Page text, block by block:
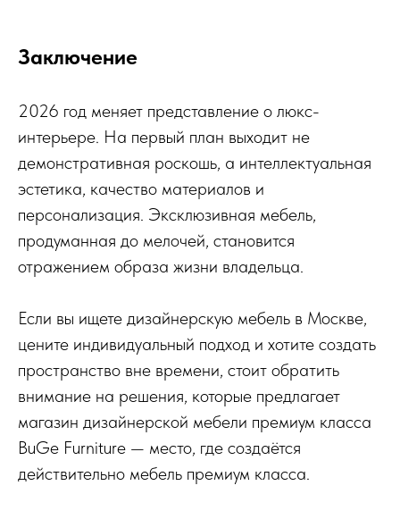
Заключение
2026 год меняет представление о люкс-
интерьере. На первый план выходит не
демонстративная роскошь, а интеллектуальная
эстетика, качество материалов и
персонализация. Эксклюзивная мебель,
продуманная до мелочей, становится
отражением образа жизни владельца.
Если вы ищете дизайнерскую мебель в Москве,
цените индивидуальный подход и хотите создать
пространство вне времени, стоит обратить
внимание на решения, которые предлагает
магазин дизайнерской мебели премиум класса
BuGe Furniture — место, где создаётся
действительно мебель премиум класса.